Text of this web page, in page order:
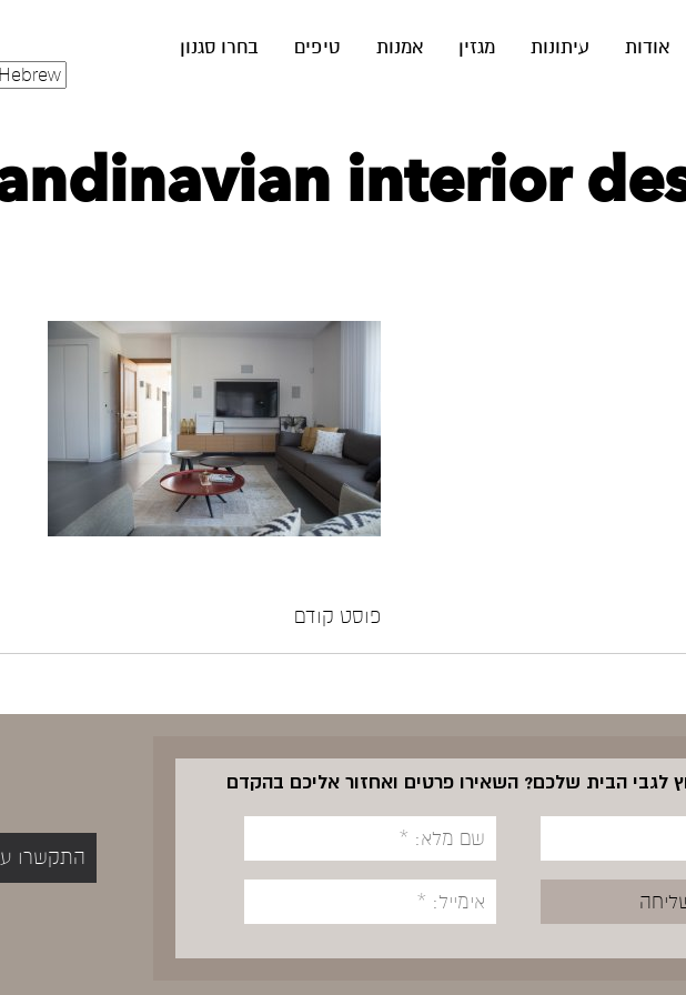
אודות עיתונות מגזין אמנות טיפים
בחרו סגנון
interior
פוסט קודם
לגבי הבית שלכם? השאירו פרטים ואחזור אליכם בהקדם
התקשרו עכשיו